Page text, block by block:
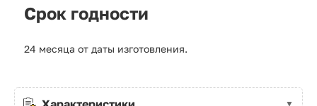
Срок годности
24 месяца от даты изготовления.